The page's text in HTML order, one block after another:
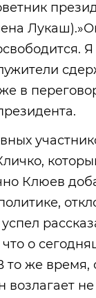
в
Клюев
что о
то же
возлагает